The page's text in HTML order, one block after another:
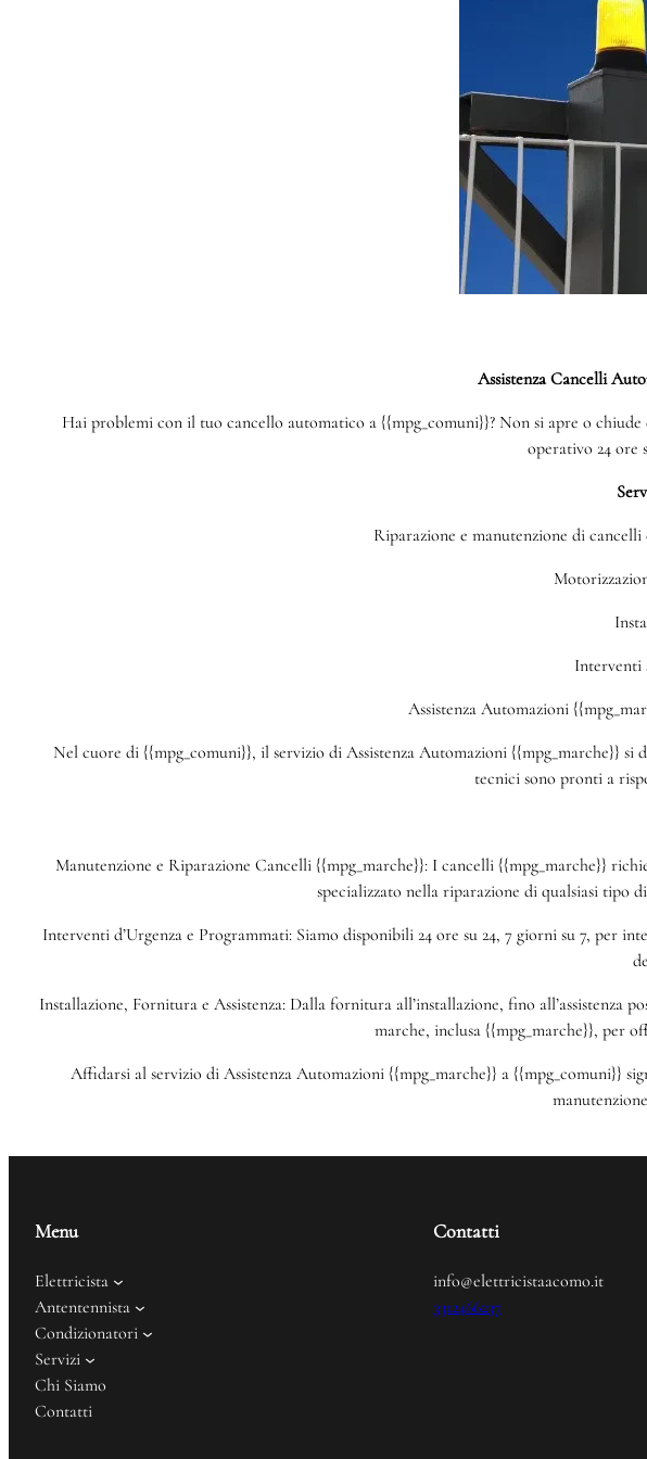
Assistenza Cancelli
Hai problemi con il tuo cancello automatico a {{mpg_comuni}}? Non si apre o
operativo 24 ore
Riparazione e manutenzione di
Interventi
Assistenza Automazioni
Nel cuore di {{mpg_comuni}}, il servizio di Assistenza Automazioni {{mpg_marche}}
tecnici sono pronti a
Manutenzione e Riparazione Cancelli {{mpg_marche}}: I cancelli {{mpg_marche}}
specializzato nella riparazione di qualsiasi tipo
Interventi d’Urgenza e Programmati: Siamo disponibili 24 ore su 24, 7 giorni su 7, per
Installazione, Fornitura e Assistenza: Dalla fornitura all’installazione, fino
marche, inclusa {{mpg_marche}}, per
Affidarsi al servizio di Assistenza Automazioni {{mpg_marche}} a {{mpg_comuni}}
Menu
Elettricista
Antentennista
Condizionatori
Servizi
Chi Siamo
Contatti
Contatti
info@elettricistaacomo.it
3312466237